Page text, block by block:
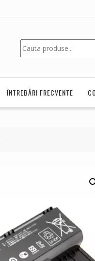
Caută
ÎNTREBĂRI FRECVENTE